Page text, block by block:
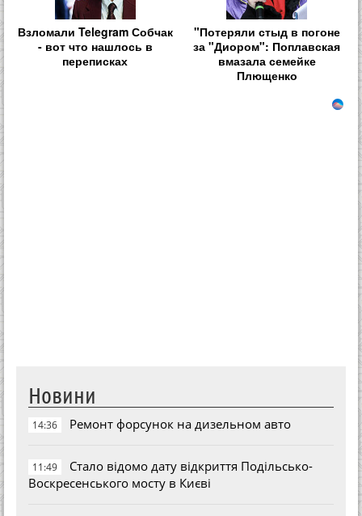
Взломали Telegram Собчак
- вот что нашлось в
переписках
"Потеряли стыд в погоне
за "Диором": Поплавская
вмазала семейке
Плющенко
Новини
14:36 Ремонт форсунок на дизельном авто
11:49
Стало відомо дату відкриття Подільсько-
Воскресенського мосту в Києві